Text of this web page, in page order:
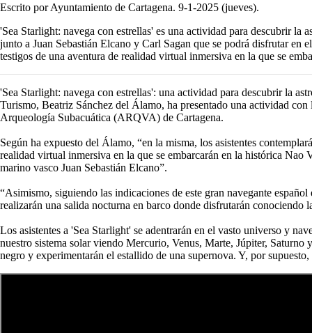
Escrito por Ayuntamiento de Cartagena. 9-1-2025 (jueves).
'Sea Starlight: navega con estrellas' es una actividad para descubrir la
junto a Juan Sebastián Elcano y Carl Sagan que se podrá disfrutar
testigos de una aventura de realidad virtual inmersiva en la que se
'Sea Starlight: navega con estrellas': una actividad para descubrir la
Turismo, Beatriz Sánchez del Álamo, ha presentado una actividad
Arqueología Subacuática (ARQVA) de Cartagena.
Según ha expuesto del Álamo, “en la misma, los asistentes
realidad virtual inmersiva en la que se embarcarán en la histórica
marino vasco Juan Sebastián Elcano”.
“Asimismo, siguiendo las indicaciones de este gran navegante
realizarán una salida nocturna en barco donde disfrutarán
Los asistentes a 'Sea Starlight' se adentrarán en el vasto universo y
nuestro sistema solar viendo Mercurio, Venus, Marte, Júpiter,
negro y experimentarán el estallido de una supernova. Y, por